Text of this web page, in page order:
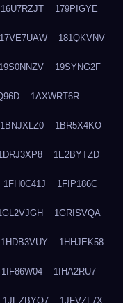
16U7RZJT 179PIGYE
17VE7UAW 181QKVNV
19S0NNZV 19SYNG2F
1AXWRT6R
1BNJXLZ0 1BR5X4KO
1E2BYTZD
1FH0C41J 1FIP186C
1GRISVQA
1HDB3VUY 1HHJEK58
1IF86W04 1IHA2RU7
1JEZBYO7 1JFVZL7X